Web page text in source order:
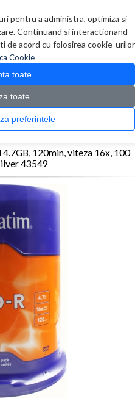
pentru a administra, optimiza si
Continuand si interactionand
de acord cu folosirea cookie-urilor
Cookie
toate
toate
Administreaza preferintele
0 produs(e)
> Consumabil DVD-R VERBATIM 4.7GB,
120min, viteza 16x, 100
43549